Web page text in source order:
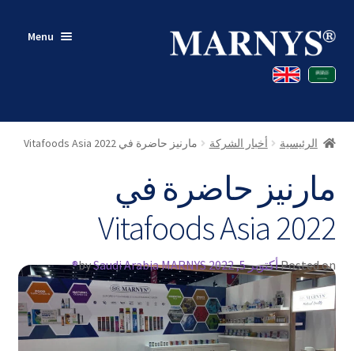
Skip
navigation
Skip
content
Menu
متجر
مدونة
حسابي
الرئيسية أخبار الشركة مارنيز حاضرة في Vitafoods Asia 2022
Posted onأكتوبر 5, 2022 bySaudi Arabia MARNYS®
مارنيز حاضرة في
Vitafoods Asia 2022